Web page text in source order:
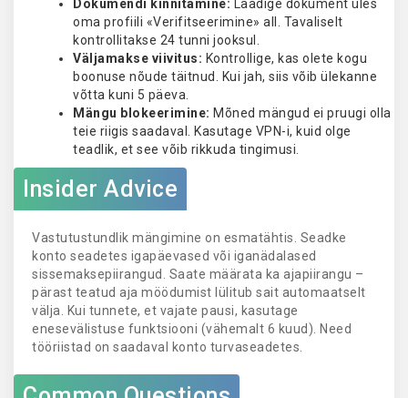
Dokumendi kinnitamine: Laadige dokument üles
oma profiili «Verifitseerimine» all. Tavaliselt
kontrollitakse 24 tunni jooksul.
Väljamakse viivitus: Kontrollige, kas olete kogu
boonuse nõude täitnud. Kui jah, siis võib ülekanne
võtta kuni 5 päeva.
Mängu blokeerimine: Mõned mängud ei pruugi olla
teie riigis saadaval. Kasutage VPN-i, kuid olge
teadlik, et see võib rikkuda tingimusi.
Insider Advice
Vastutustundlik mängimine on esmatähtis. Seadke
konto seadetes igapäevased või iganädalased
sissemaksepiirangud. Saate määrata ka ajapiirangu –
pärast teatud aja möödumist lülitub sait automaatselt
välja. Kui tunnete, et vajate pausi, kasutage
enesevälistuse funktsiooni (vähemalt 6 kuud). Need
tööriistad on saadaval konto turvaseadetes.